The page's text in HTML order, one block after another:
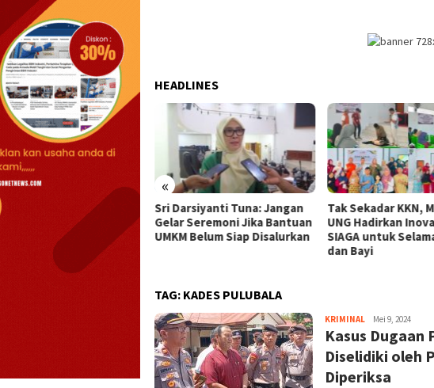
HEADLINES
«
Rp300 Juta Baju Dinas
Idrus Mopili: Masa
Dihabiskan?
Sri Darsiyanti Tuna: Jangan
Gelar Seremoni Jika Bantuan
UMKM Belum Siap Disalurkan
Tak Sekadar KKN,
UNG Hadirkan
SIAGA untuk
dan Bayi
TAG: KADES PULUBALA
KRIMINAL gonet
indonesia
Mei 9, 2024
Kasus Dugaan
Diselidiki oleh
Diperiksa